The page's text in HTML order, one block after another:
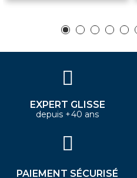
EXPERT GLISSE
depuis +40 ans
PAIEMENT SÉCURISÉ